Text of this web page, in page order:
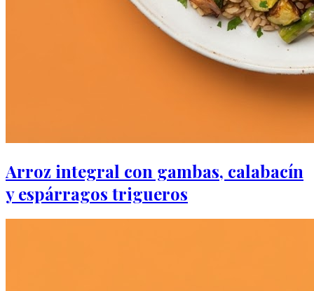
Arroz integral con gambas, calabacín
y espárragos trigueros